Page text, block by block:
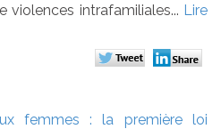
intrafamiliales... Lire
femmes : la première loi